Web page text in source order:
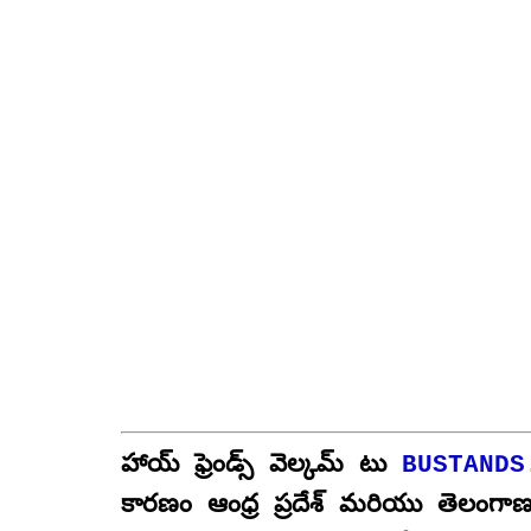
హాయ్ ఫ్రెండ్స్ వెల్కమ్ టు
కారణం ఆంధ్ర ప్రదేశ్ మరియు